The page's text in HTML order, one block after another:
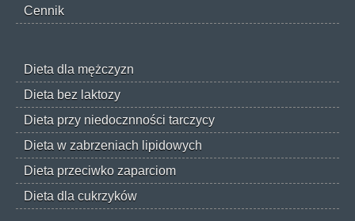
Cennik
Dieta dla mężczyzn
Dieta bez laktozy
Dieta przy niedocznności tarczycy
Dieta w zabrzeniach lipidowych
Dieta przeciwko zaparciom
Dieta dla cukrzyków